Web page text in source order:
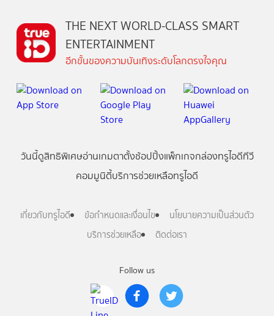
Follow us
THE NEXT WORLD-CLASS SMART
ENTERTAINMENT
อีกขั้นของความบันเทิงระดับโลกตรงใจคุณ
วันนี้ดูสิทธิพิเศษอ่านเกมตาตั้งช้อปปิ้งแพ็กเกจกล่องทรูไอดีทีวี
คอมมูนิตี้บริการช่วยเหลือทรูไอดี
เกี่ยวกับทรูไอดี ข้อกำหนดและเงื่อนไข
นโยบายความเป็นส่วนตัว
บริการช่วยเหลือ
ติดต่อเรา